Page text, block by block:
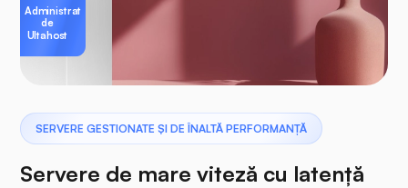
SERVERE GESTIONATE ȘI DE ÎNALTĂ PERFORMANȚĂ
Servere de mare viteză cu latență
Administrat
de
Ultahost